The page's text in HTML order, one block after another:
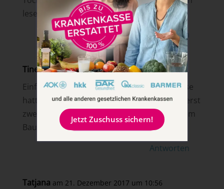
lese ich hier mal fleißig mit.
Antworten
Tine am 21. Dezember 2017 um 10:51
Einfach für das Kind da sein. Glücklicherweise
hatte unser Sohn in seinen fast drei Jahren erst
zweimal Fieber. Hoffentlich ist es bei unserem
Bauchzwerg auch so.
Antworten
Tatjana am 21. Dezember 2017 um 10:56
Jetzt Zuschuss sichern!